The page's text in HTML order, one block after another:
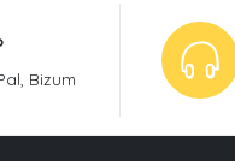
Bizum